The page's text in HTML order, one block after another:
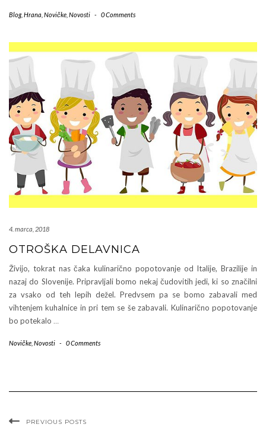
Blog, Hrana Novičke Novosti - 0 Comments
4. marca, 2018
OTROŠKA DELAVNICA
Živijo, tokrat nas čaka kulinarično popotovanje od Italije, Brazilije in
nazaj do Slovenije. Pripravljali bomo nekaj čudovitih jedi, ki so značilni
za vsako od teh lepih dežel. Predvsem pa se bomo zabavali med
vihtenjem kuhalnice in pri tem se še zabavali. Kulinarično popotovanje
bo potekalo …
Novičke Novosti - 0 Comments
PREVIOUS POSTS